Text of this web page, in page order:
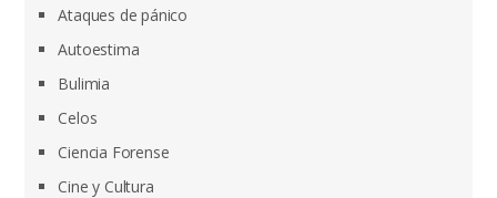
Ataques de pánico
Autoestima
Bulimia
Celos
Ciencia Forense
Cine y Cultura